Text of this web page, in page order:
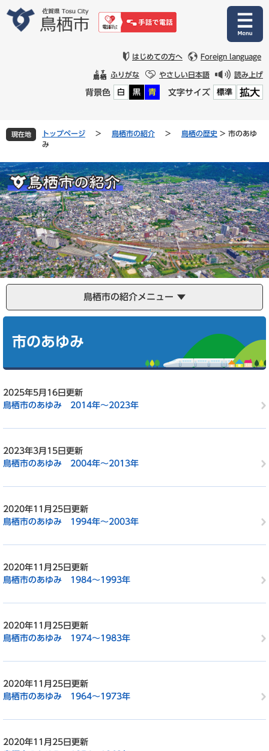
文
はじめての方へ Foreign language
ふりがな やさしい日本語 読み上げ
背景色 白 黒 青 文字サイズ 標準 拡大
現在地 トップページ > 鳥栖市の紹介 > 鳥栖の歴史 > 市のあゆ
み
鳥栖市の紹介メニュー
市のあゆみ
2025年5月16日更新
鳥栖市のあゆみ 2014年～2023年
2023年3月15日更新
鳥栖市のあゆみ 2004年～2013年
2020年11月25日更新
鳥栖市のあゆみ 1994年～2003年
2020年11月25日更新
鳥栖市のあゆみ 1984～1993年
2020年11月25日更新
鳥栖市のあゆみ 1974～1983年
2020年11月25日更新
鳥栖市のあゆみ 1964～1973年
2020年11月25日更新